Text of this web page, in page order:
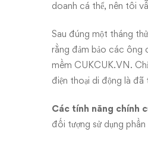
phần
mềm
quản
lý
nhà
doanh cá thể, nên tôi
Sau đúng một tháng
rằng đảm bảo các ông
mềm CUKCUK.VN.
điện thoại di động là
Các tính năng chính
đối tượng sử dụng phần